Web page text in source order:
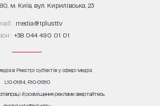
м. Київ, вул. Кирилівська, 23
media@1plus1.tv
+38 044 490 01 01
в Реєстрі суб’єктів у сфері медіа:
L10-01914, R10-01810
й розміщення реклами звертайтесь